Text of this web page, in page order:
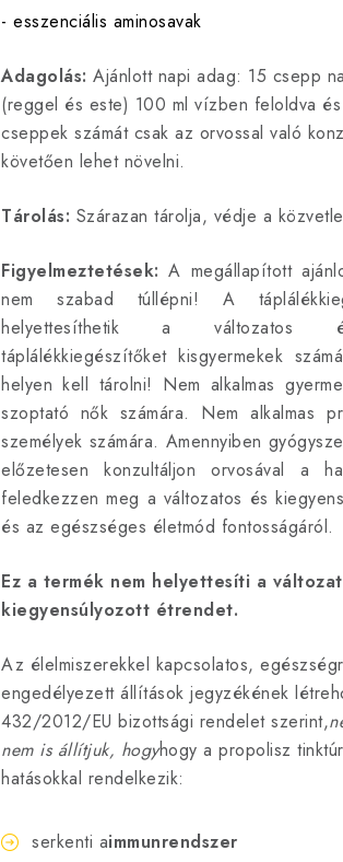
- esszenciális aminosavak
Adagolás: Ajánlott napi adag: 15 csepp
(reggel és este) 100 ml vízben feloldva
cseppek számát csak az orvossal való
követően lehet növelni.
Tárolás: Szárazan tárolja, védje a
Figyelmeztetések: A megállapított
nem szabad túllépni! A
helyettesíthetik a változatos
táplálékkiegészítőket kisgyermekek
helyen kell tárolni! Nem alkalmas
szoptató nők számára. Nem alkalmas
személyek számára. Amennyiben
előzetesen konzultáljon orvosával a
feledkezzen meg a változatos és
és az egészséges életmód fontosságáról.
Ez a termék nem helyettesíti a
kiegyensúlyozott étrendet.
Az élelmiszerekkel kapcsolatos,
engedélyezett állítások jegyzékének
432/2012/EU bizottsági rendelet szerint,
nem is állítjuk, hogyhogy a propolisz
hatásokkal rendelkezik:
serkenti aimmunrendszer